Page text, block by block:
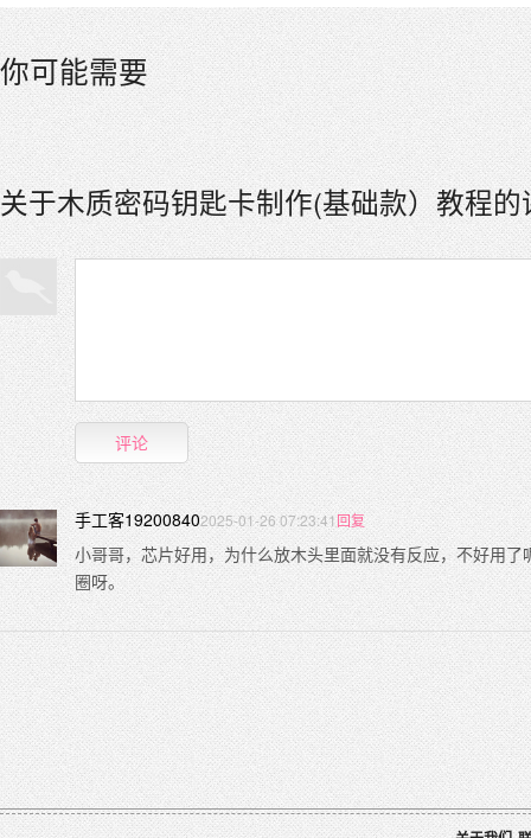
你可能需要
关于木质密码钥匙卡制作(基础款）教程的
评论
手工客192008402025-01-26 07:23:41 回复
小哥哥，芯片好用，为什么放木头里面就没有反应，不好用了
圈呀。